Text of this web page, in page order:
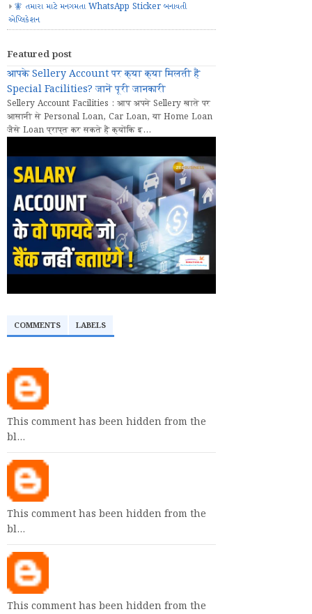
🧚 તમારા માટે મનગમતા WhatsApp Sticker બનાવતી
એપ્લિકેશન
Featured post
आपके Sellery Account पर क्या क्या मिलती हैं
Special Facilities? जानें पूरी जानकारी
Sellery Account Facilities : आप अपने Sellery खाते पर
आसानी से Personal Loan, Car Loan, या Home Loan
जैसे Loan प्राप्त कर सकते हैं क्योंकि इ...
COMMENTS LABELS
This comment has been hidden from the
bl…
This comment has been hidden from the
bl…
This comment has been hidden from the